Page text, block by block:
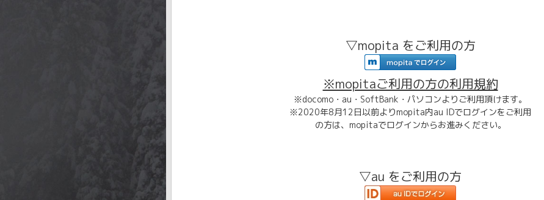
▽mopita をご利用の方
※mopitaご利用の方の利用規約
※docomo・au・SoftBank・パソコンよりご利用頂けます。
※2020年8月12日以前よりmopita内au IDでログインをご利用
の方は、mopitaでログインからお進みください。
▽au をご利用の方